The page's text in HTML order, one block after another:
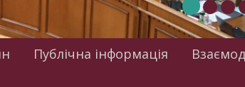
Публічна інформація